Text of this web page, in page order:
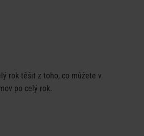
rok těšit z toho, co můžete v
po celý rok.